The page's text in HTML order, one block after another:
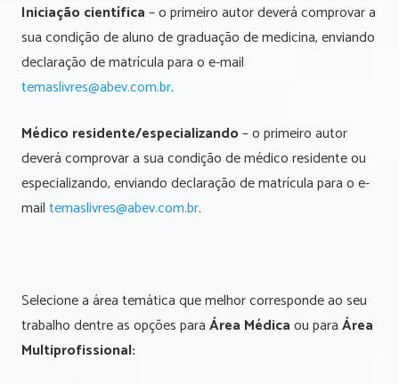
Iniciação científica– o primeiro autor deverá comprovar a
sua condição de aluno de graduação de medicina, enviando
declaração de matrícula para o e-mail
temaslivres@abev.com.br.
Médico residente/especializando– o primeiro autor
deverá comprovar a sua condição de médico residente ou
especializando, enviando declaração de matrícula para o e-
mailtemaslivres@abev.com.br.
Selecione a área temática que melhor corresponde ao seu
trabalho dentre as opções paraÁrea Médicaou paraÁrea
Multiprofissional: